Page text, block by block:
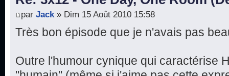
par Jack» Dim 15 Août 2010 15:58
Très bon épisode que je n'avais pas
Outre l'humour cynique qui caractérise